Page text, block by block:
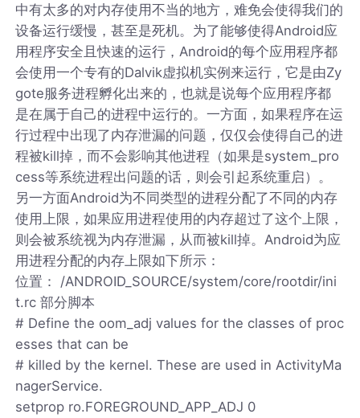
中有太多的对内存使用不当的地方，难免会使得我们的
设备运行缓慢，甚至是死机。为了能够使得Android应
用程序安全且快速的运行，Android的每个应用程序都
会使用一个专有的Dalvik虚拟机实例来运行，它是由Zy
gote服务进程孵化出来的，也就是说每个应用程序都
是在属于自己的进程中运行的。一方面，如果程序在运
行过程中出现了内存泄漏的问题，仅仅会使得自己的进
程被kill掉，而不会影响其他进程（如果是system_pro
cess等系统进程出问题的话，则会引起系统重启）。
另一方面Android为不同类型的进程分配了不同的内存
使用上限，如果应用进程使用的内存超过了这个上限，
则会被系统视为内存泄漏，从而被kill掉。Android为应
用进程分配的内存上限如下所示：
位置： /ANDROID_SOURCE/system/core/rootdir/ini
t.rc 部分脚本
# Define the oom_adj values for the classes of proc
esses that can be
# killed by the kernel. These are used in ActivityMa
nagerService.
setprop ro.FOREGROUND_APP_ADJ 0